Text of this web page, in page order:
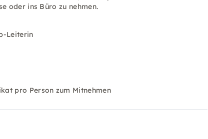
oder ins Büro zu nehmen.
Leiterin
pro Person zum Mitnehmen